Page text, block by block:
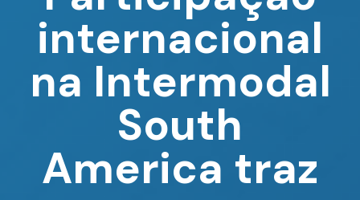
internacional
na Intermodal
South
America traz